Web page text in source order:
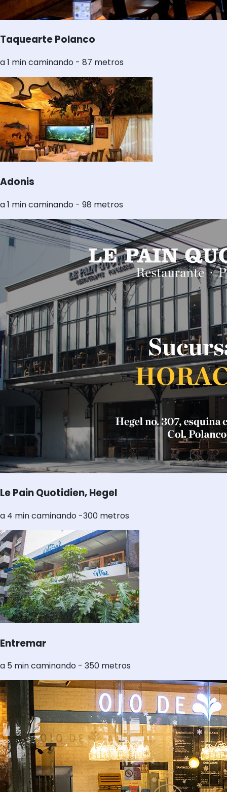
Taquearte Polanco
a 1 min caminando - 87 metros
Adonis
a 1 min caminando - 98 metros
Le Pain Quotidien, Hegel
a 4 min caminando -300 metros
Entremar
a 5 min caminando - 350 metros